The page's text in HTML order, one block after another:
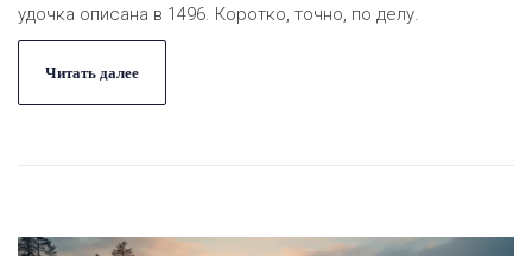
удочка описана в 1496. Коротко, точно, по делу.
Читать далее